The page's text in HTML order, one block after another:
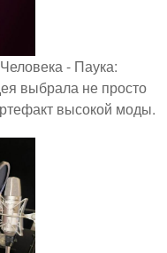
- Паука:
выбрала не просто
высокой моды.